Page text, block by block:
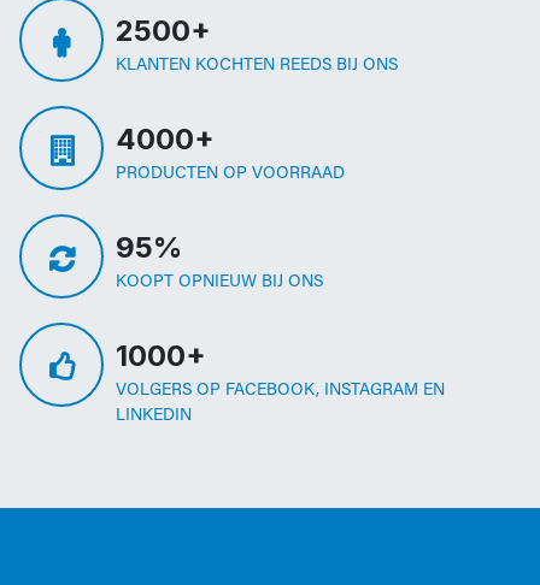
2500+
KLANTEN KOCHTEN REEDS BIJ ONS
4000+
PRODUCTEN OP VOORRAAD
95%
KOOPT OPNIEUW BIJ ONS
1000+
VOLGERS OP FACEBOOK, INSTAGRAM EN
LINKEDIN